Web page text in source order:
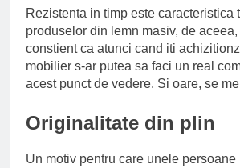
Rezistenta in timp este caracteristica
produselor din lemn masiv, de
constient ca atunci cand iti
mobilier s-ar putea sa faci un real
acest punct de vedere. Si oare, se
Originalitate din plin
Un motiv pentru care unele persoane